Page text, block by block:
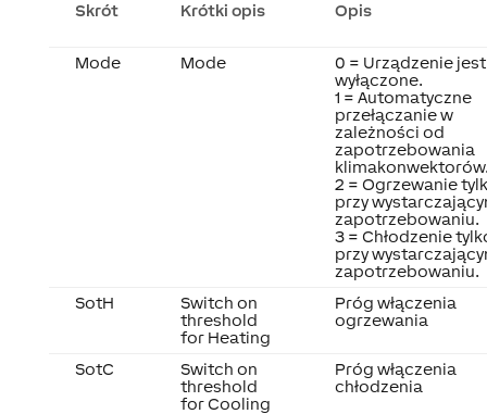
Skrót Krótki opis Opis
Mode Mode
0 = Urządzenie jest
wyłączone.
1 = Automatyczne
przełączanie w
zależności od
zapotrzebowania
2 = Ogrzewanie
przy
zapotrzebowaniu.
3 = Chłodzenie
przy
zapotrzebowaniu.
SotH
Switch on
threshold
for Heating
Próg włączenia
ogrzewania
SotC
Switch on
threshold
for Cooling
Próg włączenia
chłodzenia